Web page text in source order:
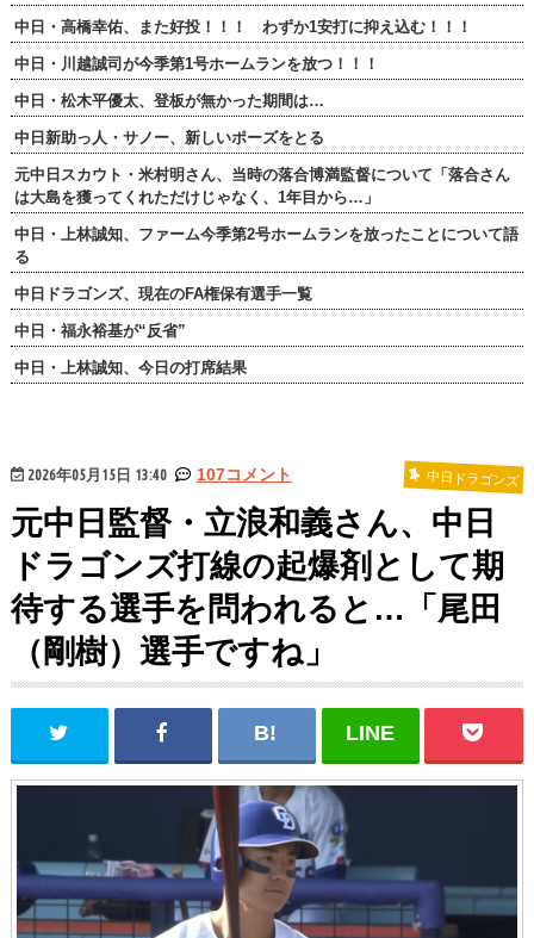
中日・高橋幸佑、また好投！！！ わずか1安打に抑え込む！！！
中日・川越誠司が今季第1号ホームランを放つ！！！
中日・松木平優太、登板が無かった期間は…
中日新助っ人・サノー、新しいポーズをとる
元中日スカウト・米村明さん、当時の落合博満監督について「落合さん
は大島を獲ってくれただけじゃなく、1年目から…」
中日・上林誠知、ファーム今季第2号ホームランを放ったことについて語
る
中日ドラゴンズ、現在のFA権保有選手一覧
中日・福永裕基が“反省”
中日・上林誠知、今日の打席結果
2026年05月15日 13:40 107コメント 中日ドラゴンズ
元中日監督・立浪和義さん、中日
ドラゴンズ打線の起爆剤として期
待する選手を問われると…「尾田
（剛樹）選手ですね」